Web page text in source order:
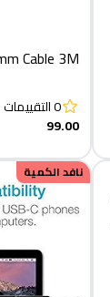
Cable 3M
0التقييمات
99.00
نافد الكمية